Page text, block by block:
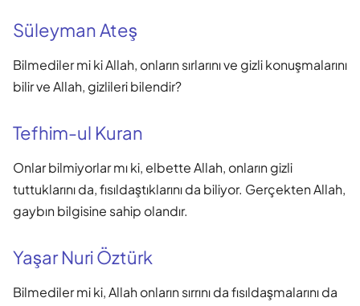
Süleyman Ateş
Bilmediler mi ki Allah, onların sırlarını ve gizli konuşmalarını
bilir ve Allah, gizlileri bilendir?
Tefhim-ul Kuran
Onlar bilmiyorlar mı ki, elbette Allah, onların gizli
tuttuklarını da, fısıldaştıklarını da biliyor. Gerçekten Allah,
gaybın bilgisine sahip olandır.
Yaşar Nuri Öztürk
Bilmediler mi ki, Allah onların sırrını da fısıldaşmalarını da